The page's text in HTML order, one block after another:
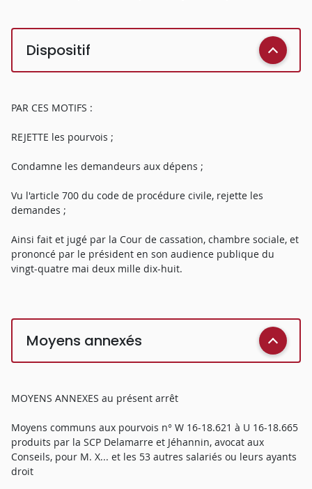
Dispositif
PAR CES MOTIFS :
REJETTE les pourvois ;
Condamne les demandeurs aux dépens ;
Vu l'article 700 du code de procédure civile, rejette les
demandes ;
Ainsi fait et jugé par la Cour de cassation, chambre sociale, et
prononcé par le président en son audience publique du
vingt-quatre mai deux mille dix-huit.
Moyens annexés
MOYENS ANNEXES au présent arrêt
Moyens communs aux pourvois n° W 16-18.621 à U 16-18.665
produits par la SCP Delamarre et Jéhannin, avocat aux
Conseils, pour M. X... et les 53 autres salariés ou leurs ayants
droit